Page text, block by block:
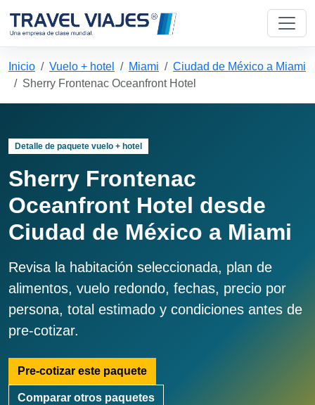
Inicio Vuelo + hotel Miami
Ciudad de México a Miami
Sherry Frontenac Oceanfront Hotel
Detalle de paquete vuelo + hotel
Sherry Frontenac
Oceanfront Hotel desde
Ciudad de México a Miami
Revisa la habitación seleccionada, plan de
alimentos, vuelo redondo, fechas, precio por
persona, total estimado y condiciones antes de
pre-cotizar.
Pre-cotizar este paquete
Comparar otros paquetes